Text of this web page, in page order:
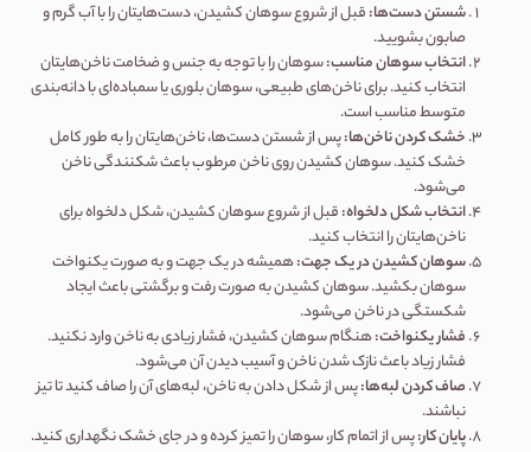
شستن دست‌ها:قبل از شروع سوهان کشیدن، دست‌هایتان را با آب گرم و
صابون بشویید.
انتخاب سوهان مناسب:سوهان را با توجه به جنس و ضخامت ناخن‌هایتان
انتخاب کنید. برای ناخن‌های طبیعی، سوهان بلوری یا سمباده‌ای با دانه‌بندی
متوسط مناسب است.
خشک کردن ناخن‌ها:پس از شستن دست‌ها، ناخن‌هایتان را به طور کامل
خشک کنید. سوهان کشیدن روی ناخن مرطوب باعث شکنندگی ناخن
می‌شود.
انتخاب شکل دلخواه:قبل از شروع سوهان کشیدن، شکل دلخواه برای
ناخن‌هایتان را انتخاب کنید.
سوهان کشیدن در یک جهت:همیشه در یک جهت و به صورت یکنواخت
سوهان بکشید. سوهان کشیدن به صورت رفت و برگشتی باعث ایجاد
شکستگی در ناخن می‌شود.
فشار یکنواخت:هنگام سوهان کشیدن، فشار زیادی به ناخن وارد نکنید.
فشار زیاد باعث نازک شدن ناخن و آسیب دیدن آن می‌شود.
صاف کردن لبه‌ها:پس از شکل دادن به ناخن، لبه‌های آن را صاف کنید تا تیز
نباشند.
پایان کار:پس از اتمام کار، سوهان را تمیز کرده و در جای خشک نگهداری کنید.